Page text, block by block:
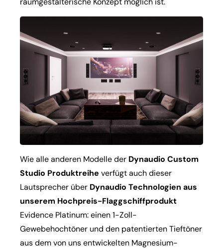
Wie alle anderen Modelle der Dynaudio Custom
Studio Produktreihe verfügt auch dieser
Lautsprecher über Dynaudio Technologien aus
unserem Hochpreis-Flaggschiffprodukt
Evidence Platinum: einen 1-Zoll-
Gewebehochtöner und den patentierten Tieftöner
aus dem von uns entwickelten Magnesium-